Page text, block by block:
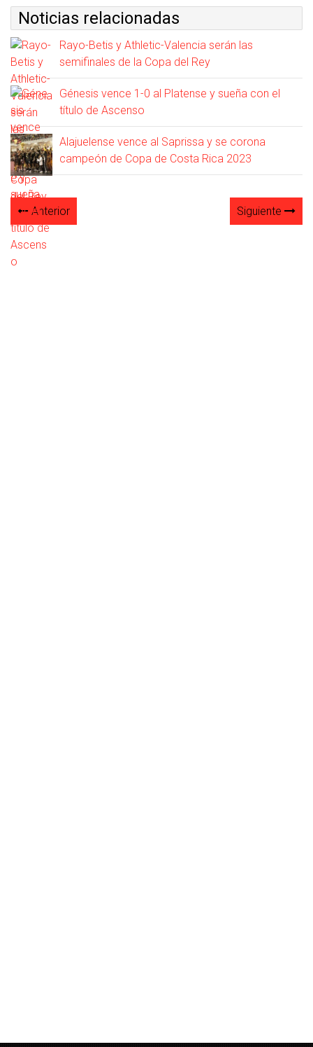
Noticias relacionadas
Rayo-Betis y Athletic-Valencia serán las
semifinales de la Copa del Rey
Génesis vence 1-0 al Platense y sueña con el
título de Ascenso
Alajuelense vence al Saprissa y se corona
campeón de Copa de Costa Rica 2023
Anterior Siguiente